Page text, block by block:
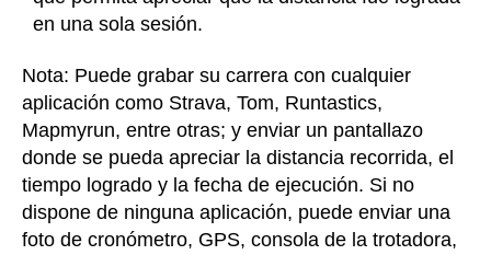
en una sola sesión.
Nota: Puede grabar su carrera con cualquier
aplicación como Strava, Tom, Runtastics,
Mapmyrun, entre otras; y enviar un pantallazo
donde se pueda apreciar la distancia recorrida, el
tiempo logrado y la fecha de ejecución. Si no
dispone de ninguna aplicación, puede enviar una
foto de cronómetro, GPS, consola de la trotadora,